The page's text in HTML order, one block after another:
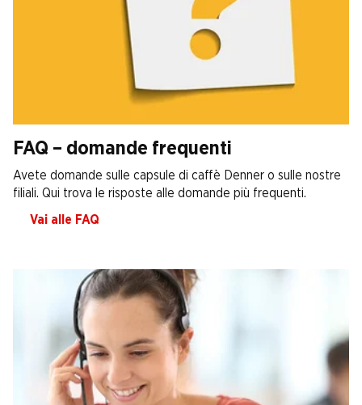
FAQ – domande frequenti
Avete domande sulle capsule di caffè Denner o sulle nostre
filiali. Qui trova le risposte alle domande più frequenti.
Vai alle FAQ